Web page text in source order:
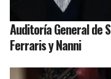
Auditoría General de
Ferraris y Nanni